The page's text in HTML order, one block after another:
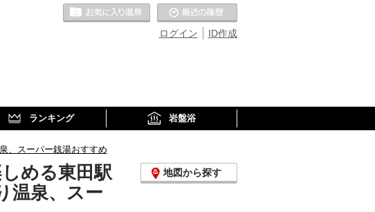
ID作成
ログイン
お気に入りの温泉
ランキング 岩盤浴
、スーパー銭湯おすすめ
める東田駅
温泉、スー
地図から探す